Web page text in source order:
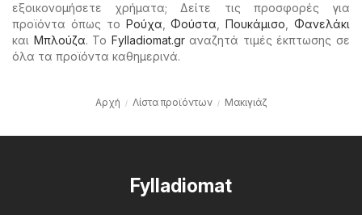
εξοικονομήσετε χρήματα; Δείτε τις προσφορές για
προϊόντα όπως το Ρούχα,Φούστα, Πουκάμισο,Φανελάκι
και Μπλούζα. Το Fylladiomat.grαναζητά τιμές έκπτωσης σε
όλα τα προϊόντα καθημερινά.
Αρχή Λίστα προϊόντων Μακιγιάζ
Fylladiomat